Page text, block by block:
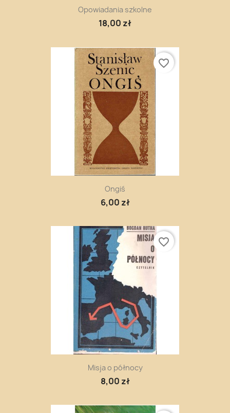
Opowiadania szkolne
18,00 zł
Ongiś
6,00 zł
favorite_border
Misja o północy
8,00 zł
favorite_border